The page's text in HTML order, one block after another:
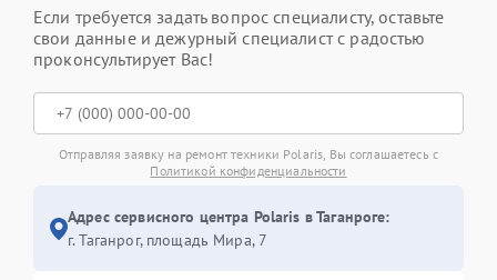
Если требуется задать вопрос специалисту, оставьте
свои данные и дежурный специалист с радостью
проконсультирует Вас!
Отправляя заявку на ремонт техники Polaris, Вы соглашаетесь с
Политикой конфиденциальности
Адрес сервисного центра Polaris в Таганроге:
г. Таганрог, площадь Мира, 7